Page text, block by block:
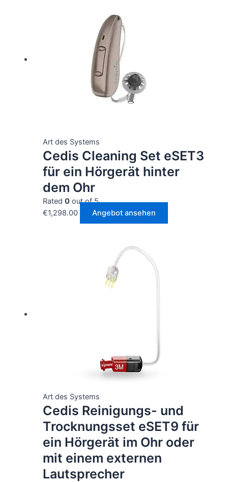
Art des Systems
Cedis Cleaning Set eSET3
für ein Hörgerät hinter
dem Ohr
Rated 0out of 5
€1,298.00 Angebot ansehen
Art des Systems
Cedis Reinigungs- und
Trocknungsset eSET9 für
ein Hörgerät im Ohr oder
mit einem externen
Lautsprecher